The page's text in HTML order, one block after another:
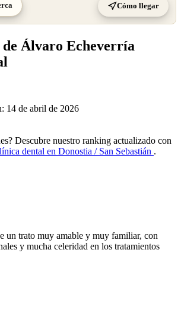
Cómo llegar
de Álvaro Echeverría
14 de abril de 2026
Descubre nuestro ranking actualizado con
dental en Donostia / San Sebastián .
un trato muy amable y muy familiar, con
y mucha celeridad en los tratamientos